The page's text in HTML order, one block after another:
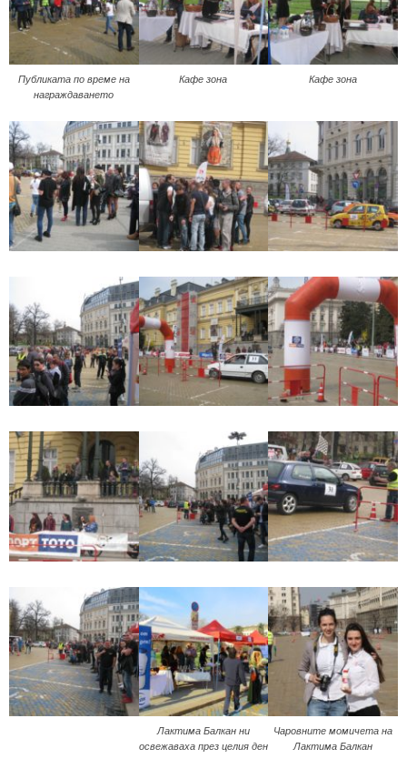
Публиката по време на
награждаването
Кафе зона Кафе зона
Лактима Балкан ни
освежаваха през целия ден
Чаровните момичета на
Лактима Балкан